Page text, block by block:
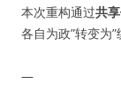
本次重构通过共
各自为政”转变为”
—